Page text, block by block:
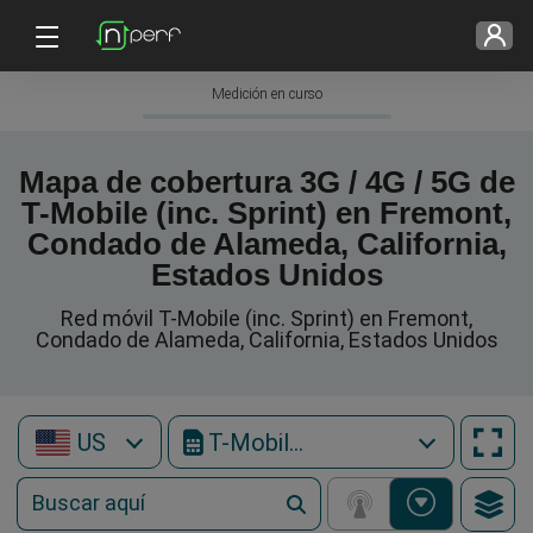
Medición en curso
Mapa de cobertura 3G / 4G / 5G de
T-Mobile (inc. Sprint) en Fremont,
Condado de Alameda, California,
Estados Unidos
Red móvil T-Mobile (inc. Sprint) en Fremont,
Condado de Alameda, California, Estados Unidos
US T-Mobile (inc. Sprint)